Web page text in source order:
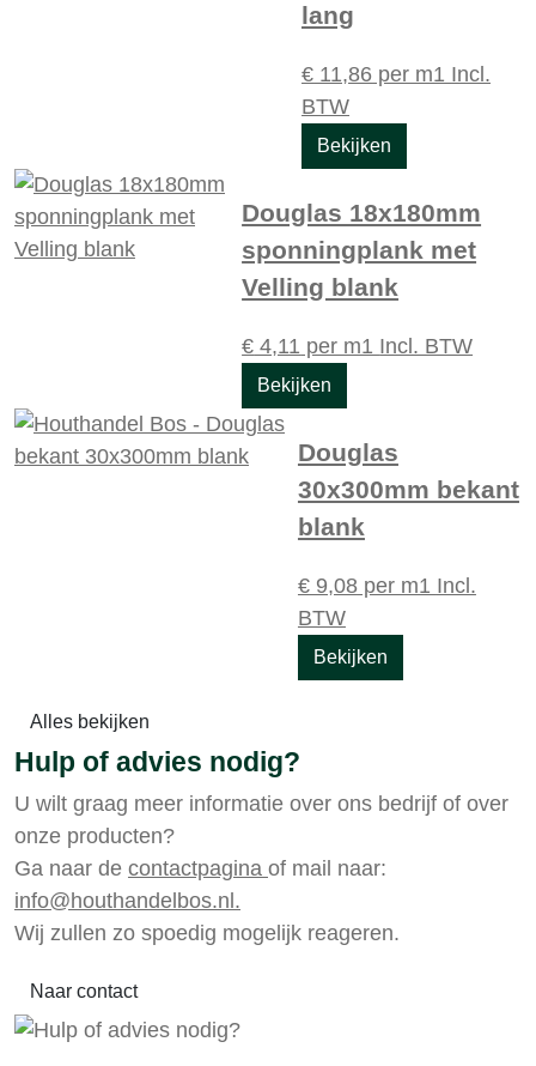
lang
€ 11,86 per m1 Incl.
BTW
Bekijken
Douglas 18x180mm
sponningplank met
Velling blank
€ 4,11 per m1 Incl. BTW
Bekijken
Douglas
30x300mm bekant
blank
€9,08per m1 Incl.
BTW
Bekijken
Alles bekijken
Hulp of advies nodig?
U wilt graag meer informatie over ons bedrijf of over
onze producten?
Ga naar de contactpagina of mail naar:
info@houthandelbos.nl.
Wij zullen zo spoedig mogelijk reageren.
Naar contact